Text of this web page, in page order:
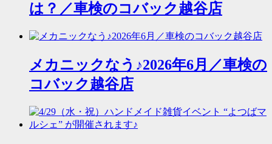
は？／車検のコバック越谷店
メカニックなう♪2026年6月／車検の
コバック越谷店